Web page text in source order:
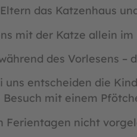
das Katzenhaus
mit der Katze allein
des Vorlesens –
uns entscheiden die
mit einem
Ferientagen nicht